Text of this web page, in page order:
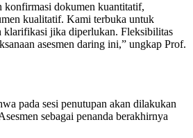
konfirmasi dokumen kuantitatif,
kualitatif. Kami terbuka untuk
klarifikasi jika diperlukan. Fleksibilitas
asesmen daring ini,” ungkap Prof.
pada sesi penutupan akan dilakukan
sebagai penanda berakhirnya